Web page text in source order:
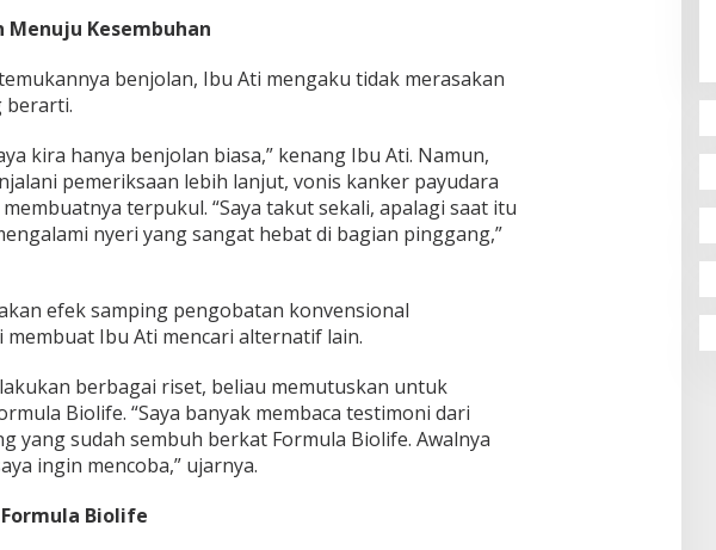
Menuju Kesembuhan
benjolan, Ibu Ati mengaku tidak merasakan
berarti.
kira hanya benjolan biasa,” kenang Ibu Ati. Namun,
pemeriksaan lebih lanjut, vonis kanker payudara
terpukul. “Saya takut sekali, apalagi saat itu
nyeri yang sangat hebat di bagian pinggang,”
efek samping pengobatan konvensional
membuat Ibu Ati mencari alternatif lain.
berbagai riset, beliau memutuskan untuk
Biolife. “Saya banyak membaca testimoni dari
yang sudah sembuh berkat Formula Biolife. Awalnya
ingin mencoba,” ujarnya.
Biolife